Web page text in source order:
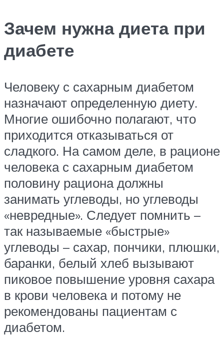
Зачем нужна диета при
диабете
Человеку с сахарным диабетом
назначают определенную диету.
Многие ошибочно полагают, что
приходится отказываться от
сладкого. На самом деле, в рационе
человека с сахарным диабетом
половину рациона должны
занимать углеводы, но углеводы
«невредные». Следует помнить –
так называемые «быстрые»
углеводы – сахар, пончики, плюшки,
баранки, белый хлеб вызывают
пиковое повышение уровня сахара
в крови человека и потому не
рекомендованы пациентам с
диабетом.